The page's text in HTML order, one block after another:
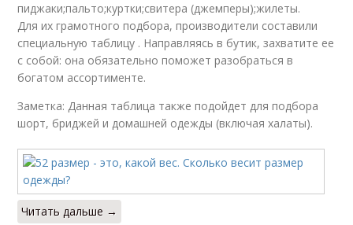
пиджаки;пальто;куртки;свитера (джемперы);жилеты.
Для их грамотного подбора, производители составили
специальную таблицу . Направляясь в бутик, захватите ее
с собой: она обязательно поможет разобраться в
богатом ассортименте.
Заметка: Данная таблица также подойдет для подбора
шорт, бриджей и домашней одежды (включая халаты).
Читать дальше →